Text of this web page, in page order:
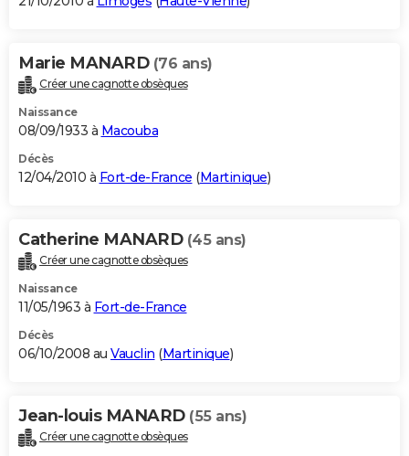
Marie MANARD (76 ans)
Créer une cagnotte obsèques
Naissance
08/09/1933 à Macouba
Décès
12/04/2010 à Fort-de-France (Martinique)
Catherine MANARD (45 ans)
Créer une cagnotte obsèques
Naissance
11/05/1963 à Fort-de-France
Décès
06/10/2008 au Vauclin (Martinique)
Jean-louis MANARD (55 ans)
Créer une cagnotte obsèques